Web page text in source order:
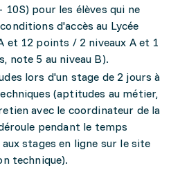
pour les élèves qui ne
d'accès au Lycée
et 12 points / 2 niveaux A et 1
note 5 au niveau B).
lors d'un stage de 2 jours à
(aptitudes au métier,
avec le coordinateur de la
pendant le temps
stages en ligne sur le site
technique).